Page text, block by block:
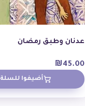
عدنان وطبق رمضان
₪45.00
أضيفوا للسلة